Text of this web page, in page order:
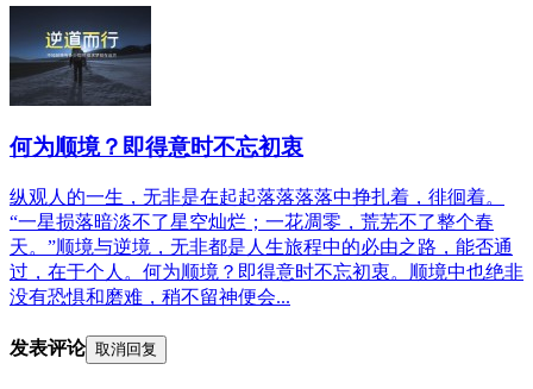
何为顺境？即得意时不忘初衷
纵观人的一生，无非是在起起落落落落中挣扎着，徘徊着。
“一星损落暗淡不了星空灿烂；一花凋零，荒芜不了整个春
天。”顺境与逆境，无非都是人生旅程中的必由之路，能否通
过，在于个人。何为顺境？即得意时不忘初衷。顺境中也绝非
没有恐惧和磨难，稍不留神便会...
发表评论 取消回复